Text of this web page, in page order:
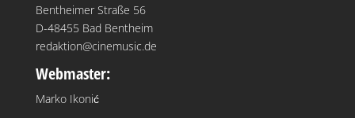
Bentheimer Straße 56
D-48455 Bad Bentheim
redaktion@cinemusic.de
Webmaster:
Marko Ikonić